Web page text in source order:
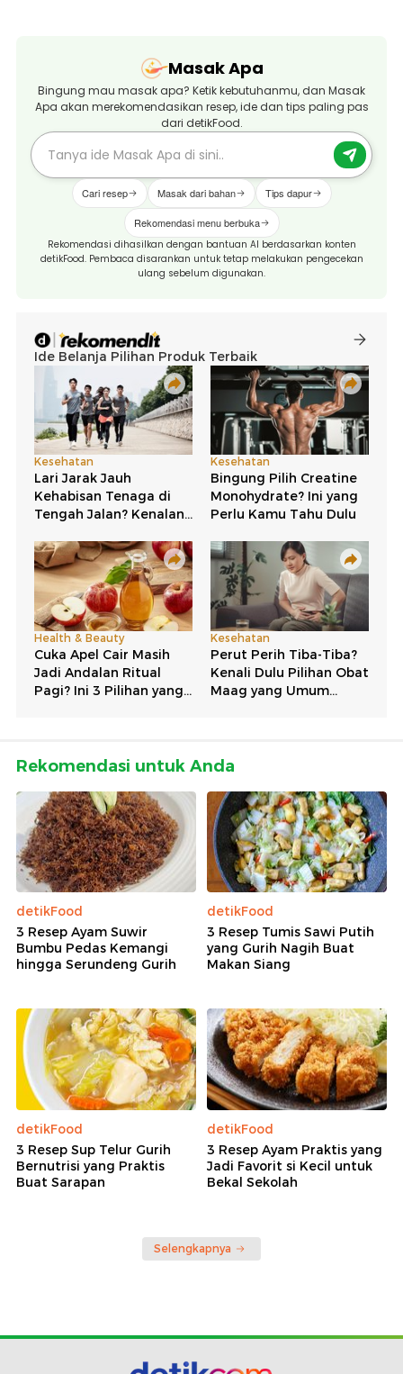
Masak Apa
Bingung mau masak apa? Ketik kebutuhanmu, dan Masak
Apa akan merekomendasikan resep, ide dan tips paling pas
dari detikFood.
Cari resep Masak dari bahan Tips dapur
Rekomendasi menu berbuka
Rekomendasi dihasilkan dengan bantuan AI berdasarkan konten
detikFood. Pembaca disarankan untuk tetap melakukan pengecekan
ulang sebelum digunakan.
Rekomendasi untuk Anda
detikFood
3 Resep Ayam Suwir
Bumbu Pedas Kemangi
hingga Serundeng Gurih
detikFood
3 Resep Tumis Sawi Putih
yang Gurih Nagih Buat
Makan Siang
detikFood
3 Resep Sup Telur Gurih
Bernutrisi yang Praktis
Buat Sarapan
detikFood
3 Resep Ayam Praktis yang
Jadi Favorit si Kecil untuk
Bekal Sekolah
Selengkapnya